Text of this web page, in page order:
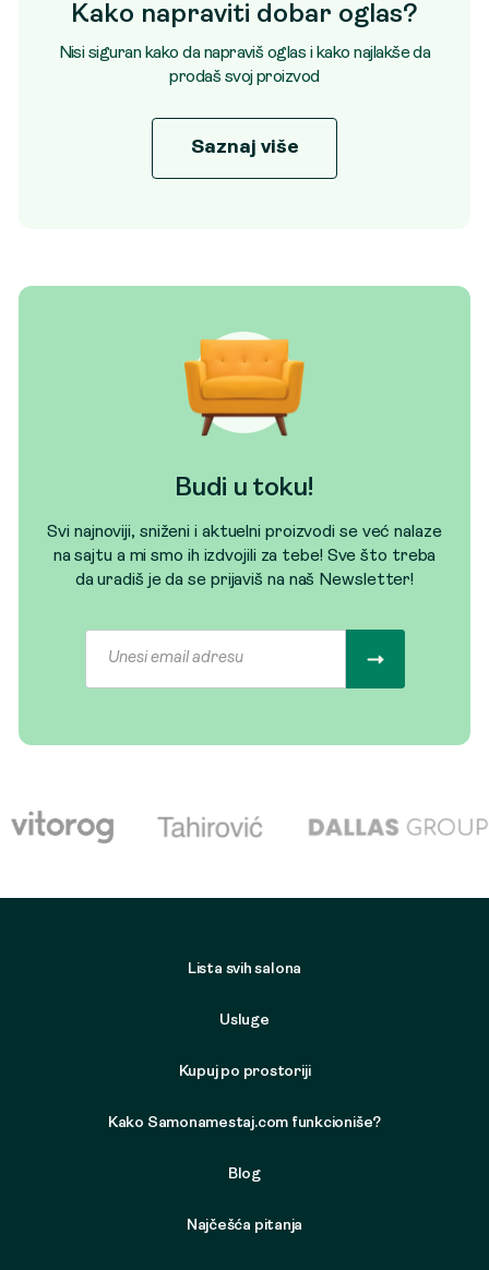
Kako napraviti dobar oglas?
Nisi siguran kako da napraviš oglas i kako najlakše da
prodaš svoj proizvod
Saznaj više
Budi u toku!
Svi najnoviji, sniženi i aktuelni proizvodi se već nalaze
na sajtu a mi smo ih izdvojili za tebe! Sve što treba
da uradiš je da se prijaviš na naš Newsletter!
Lista svih salona
Usluge
Kupuj po prostoriji
Kako Samonamestaj.com funkcioniše?
Blog
Najčešća pitanja